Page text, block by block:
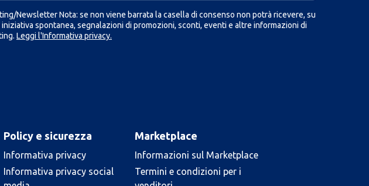
Newsletter Nota: se non viene barrata la casella di consenso non potrà ricevere, su
spontanea, segnalazioni di promozioni, sconti, eventi e altre informazioni di
Leggi l'Informativa privacy.
Policy e sicurezza
Informativa privacy
Informativa privacy social
Marketplace
Informazioni sul Marketplace
Termini e condizioni per i